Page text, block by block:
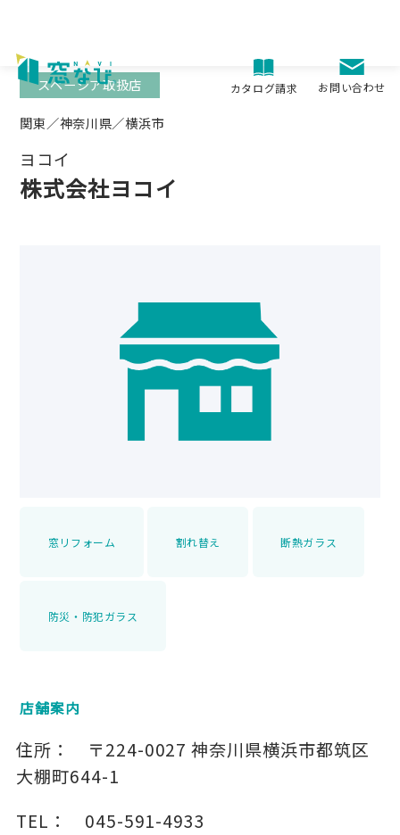
content
カタログ請求 お問い合わせ
関東／神奈川県／横浜市
ヨコイ
株式会社ヨコイ
スペーシア取扱店
窓リフォーム 割れ替え 断熱ガラス
防災・防犯ガラス
店舗案内
住所： 〒224-0027 神奈川県横浜市都筑区
大棚町644-1
TEL：
045-591-4933